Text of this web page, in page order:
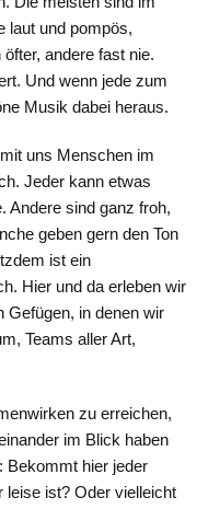
laut und pompös,
andere fast nie.
Und wenn jede zum
Musik dabei heraus.
uns Menschen im
Jeder kann etwas
Andere sind ganz froh,
geben gern den Ton
ist ein
Hier und da erleben wir
Gefügen, in denen wir
Teams aller Art,
zu erreichen,
im Blick haben
Bekommt hier jeder
leise ist? Oder vielleicht